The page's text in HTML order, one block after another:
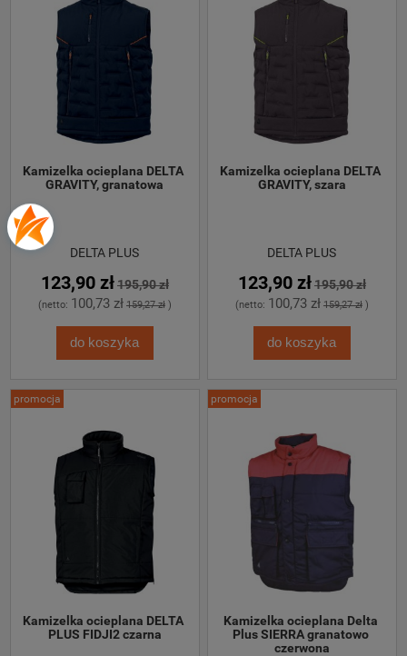
Kamizelka ocieplana DELTA
GRAVITY, granatowa
DELTA PLUS
123,90 zł195,90 zł
(netto: 100,73 zł 159,27 zł)
do koszyka
Kamizelka ocieplana DELTA
GRAVITY, szara
DELTA PLUS
123,90 zł195,90 zł
(netto: 100,73 zł 159,27 zł)
do koszyka
Kamizelka ocieplana DELTA
PLUS FIDJI2 czarna
promocja
Kamizelka ocieplana Delta
Plus SIERRA granatowo
czerwona
promocja